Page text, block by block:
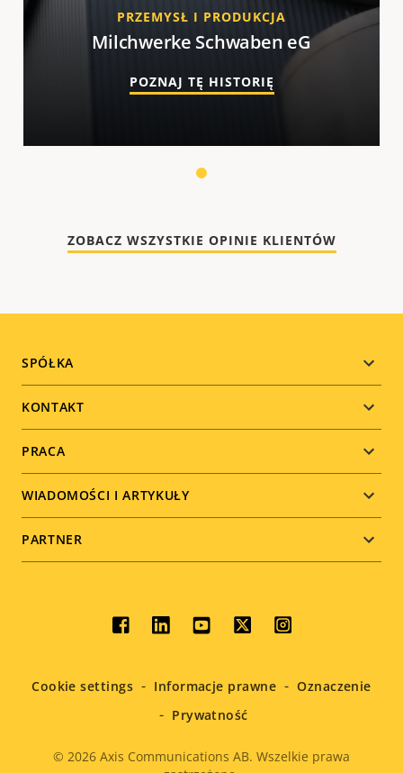
PRZEMYSŁ I PRODUKCJA
Milchwerke Schwaben eG
POZNAJ TĘ HISTORIĘ
ZOBACZ WSZYSTKIE OPINIE KLIENTÓW
Footer
menu
SPÓŁKA
KONTAKT
PRACA
WIADOMOŚCI I ARTYKUŁY
PARTNER
Social
menu
© 2026 Axis Communications AB. Wszelkie prawa
Cookie settings Informacje prawne
Oznaczenie
Prywatność